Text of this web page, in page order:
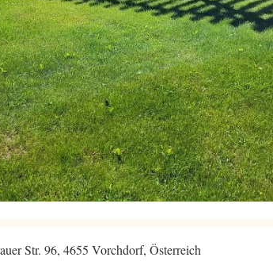
Str. 96, 4655 Vorchdorf, Österreich